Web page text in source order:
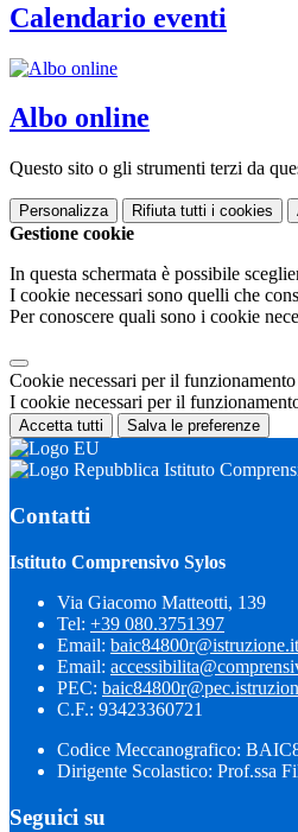
Calendario eventi
Albo online
Questo sito o gli strumenti terzi da
Personalizza Rifiuta tutti i cookies
Gestione cookie
In questa schermata è possibile
I cookie necessari sono quelli che
Per conoscere quali sono i cookie
Cookie necessari per il funzionamento
I cookie necessari per il
Accetta tutti Salva le preferenze
Istituto
Contatti
Istituto Comprensivo Sylos
Via Giacomo Matteotti, 139
Tel: +39 080.3751397
Email: baic84800r@istruzione.it
Email:
PEC:
C.F.: 93423360721
Codice Meccanografico:
Dirigente Scolastico: Prof.ssa
Seguici su